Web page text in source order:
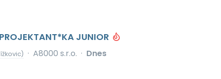
JUNIOR
· A8000 s.r.o. · Dnes